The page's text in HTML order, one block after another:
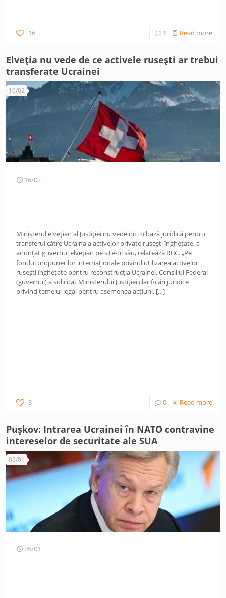
16 1 Read more
Elveția nu vede de ce activele rusești ar trebui
transferate Ucrainei
16/02
16/02
Ministerul elvețian al Justiției nu vede nici o bază juridică pentru
transferul către Ucraina a activelor private rusești înghețate, a
anunțat guvernul elvețian pe site-ul său, relatează RBC. „Pe
fondul propunerilor internaționale privind utilizarea activelor
rusești înghețate pentru reconstrucția Ucrainei, Consiliul Federal
(guvernul) a solicitat Ministerului Justiției clarificări juridice
privind temeiul legal pentru asemenea acțiuni. […]
3 0 Read more
Pușkov: Intrarea Ucrainei în NATO contravine
intereselor de securitate ale SUA
05/01
05/01